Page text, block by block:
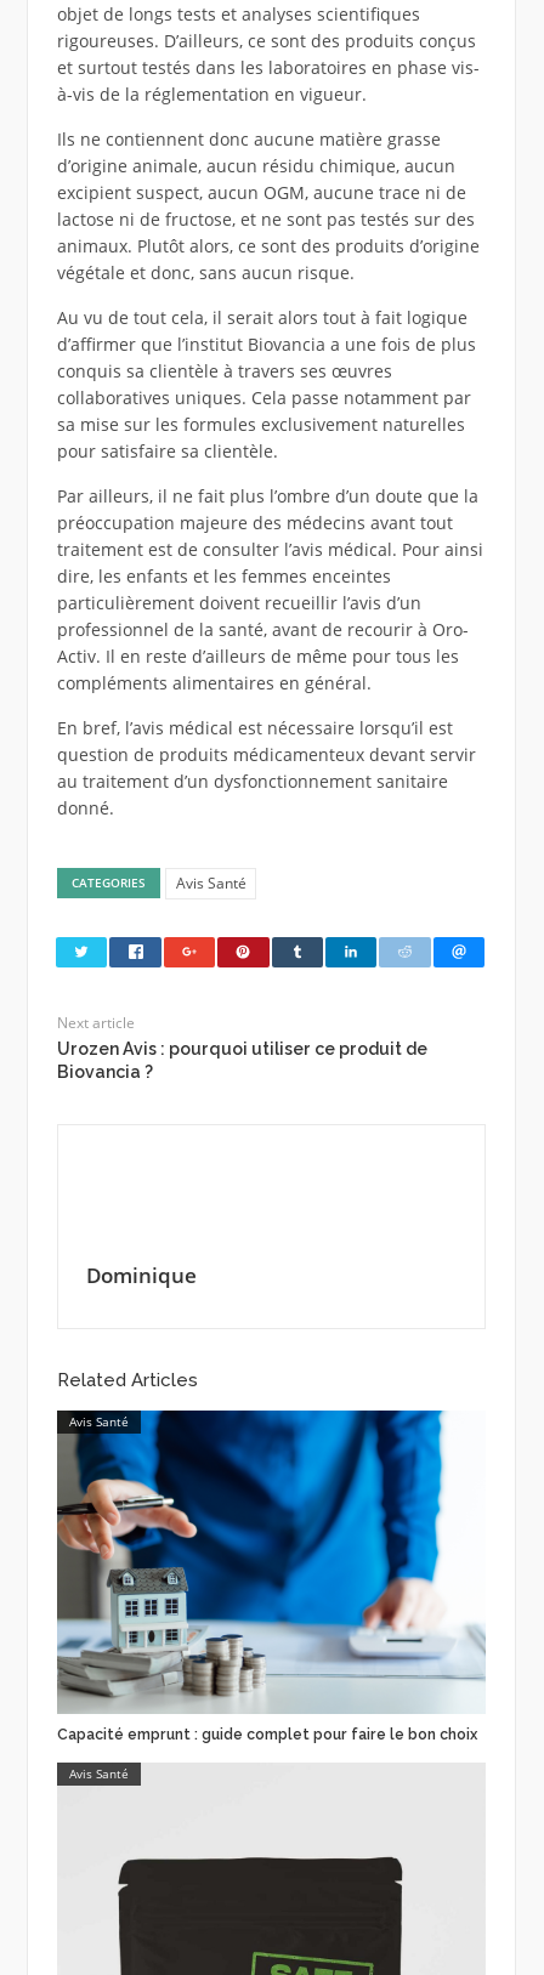
objet de longs tests et analyses scientifiques
rigoureuses. D’ailleurs, ce sont des produits conçus
et surtout testés dans les laboratoires en phase vis-
à-vis de la réglementation en vigueur.
Ils ne contiennent donc aucune matière grasse
d’origine animale, aucun résidu chimique, aucun
excipient suspect, aucun OGM, aucune trace ni de
lactose ni de fructose, et ne sont pas testés sur des
animaux. Plutôt alors, ce sont des produits d’origine
végétale et donc, sans aucun risque.
Au vu de tout cela, il serait alors tout à fait logique
d’affirmer que l’institut Biovancia a une fois de plus
conquis sa clientèle à travers ses œuvres
collaboratives uniques. Cela passe notamment par
sa mise sur les formules exclusivement naturelles
pour satisfaire sa clientèle.
Par ailleurs, il ne fait plus l’ombre d’un doute que la
préoccupation majeure des médecins avant tout
traitement est de consulter l’avis médical. Pour ainsi
dire, les enfants et les femmes enceintes
particulièrement doivent recueillir l’avis d’un
professionnel de la santé, avant de recourir à Oro-
Activ. Il en reste d’ailleurs de même pour tous les
compléments alimentaires en général.
En bref, l’avis médical est nécessaire lorsqu’il est
question de produits médicamenteux devant servir
au traitement d’un dysfonctionnement sanitaire
donné.
CATEGORIES Avis Santé
Next article
Urozen Avis : pourquoi utiliser ce produit de
Biovancia ?
Dominique
Related Articles
Avis Santé
Capacité emprunt : guide complet pour faire le bon choix
Avis Santé